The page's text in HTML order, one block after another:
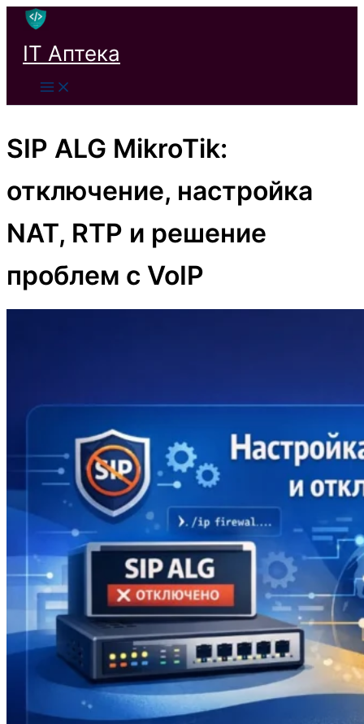
Перейти
содержимому
IT Аптека
SIP ALG MikroTik:
отключение, настройка
NAT, RTP и решение
проблем с VoIP